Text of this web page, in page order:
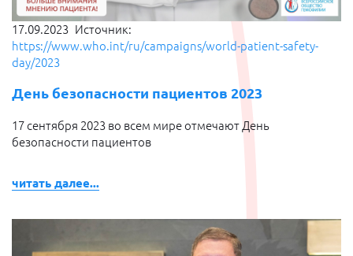
17.09.2023 Источник:
https://www.who.int/ru/campaigns/world-patient-safety-
day/2023
День безопасности пациентов 2023
17 сентября 2023 во всем мире отмечают День
безопасности пациентов
читать далее...